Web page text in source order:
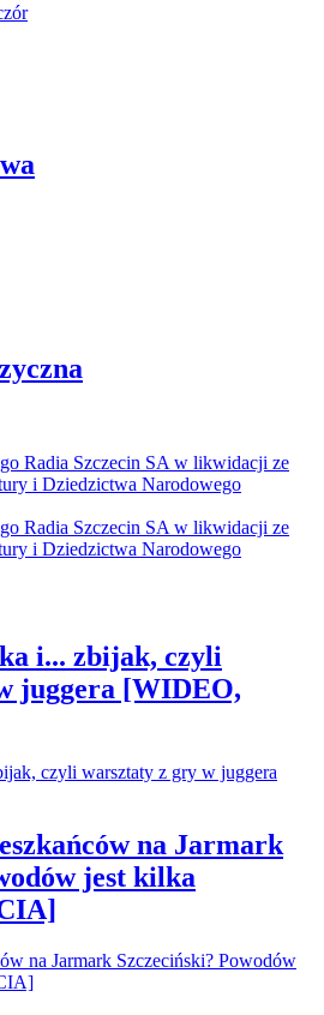
i... zbijak, czyli
juggera [WIDEO,
na Jarmark
jest kilka